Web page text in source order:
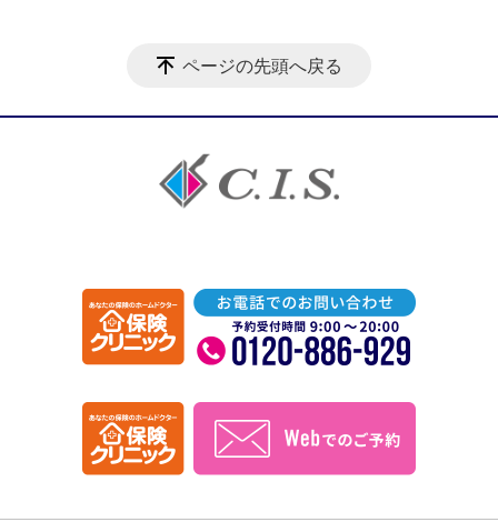
ページの先頭へ戻る